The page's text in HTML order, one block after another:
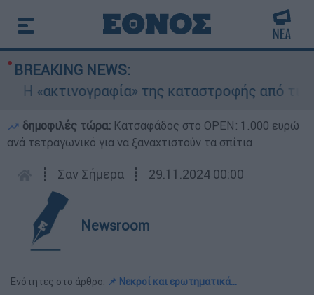
BREAKING NEWS:
της καταστροφής από τις
δημοφιλές τώρα: Κατσαφάδος στο OPEN: 1.000 ευρώ
ανά τετραγωνικό για να ξαναχτιστούν τα σπίτια
┋ Σαν Σήμερα ┋ 29.11.2024 00:00
Newsroom
Ενότητες στο άρθρο: 📌 Νεκροί και ερωτηματικά...